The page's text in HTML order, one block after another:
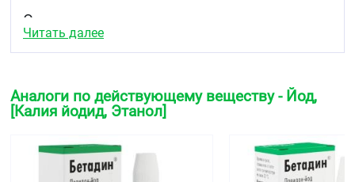
Описание
Прозрачная жидкость красно-бурого цвета с
Фармакотерапевтическая группа
Антисептическое средство
Код АТХ
D08AG03
Читать далее
Аналоги по действующему веществу - Йод,
[Калия йодид, Этанол]